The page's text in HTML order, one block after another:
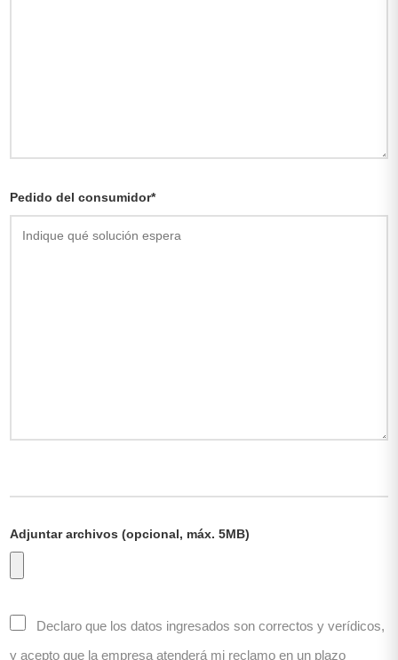
Pedido del consumidor*
Adjuntar archivos (opcional, máx. 5MB)
Declaro que los datos ingresados son correctos y verídicos,
y acepto que la empresa atenderá mi reclamo en un plazo